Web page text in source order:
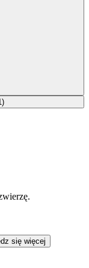
się więcej